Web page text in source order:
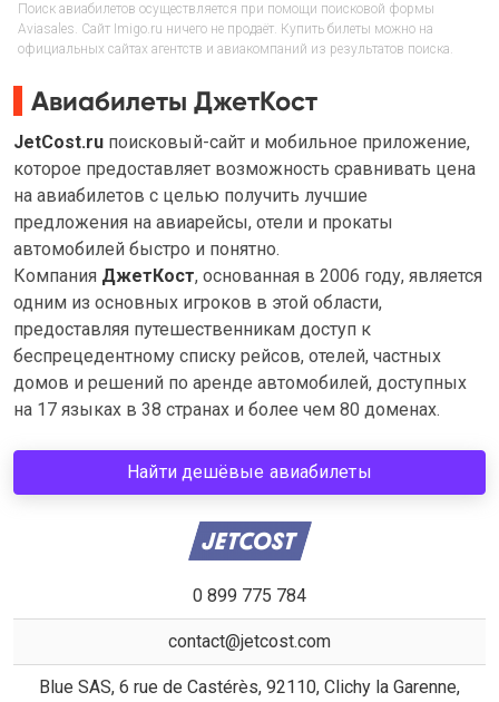
Поиск авиабилетов осуществляется при помощи поисковой формы
Aviasales. Сайт Imigo.ru ничего не продаёт. Купить билеты можно на
официальных сайтах агентств и авиакомпаний из результатов поиска.
Авиабилеты ДжетКост
JetCost.ru поисковый-сайт и мобильное приложение,
которое предоставляет возможность сравнивать цена
на авиабилетов с целью получить лучшие
предложения на авиарейсы, отели и прокаты
автомобилей быстро и понятно.
Компания ДжетКост, основанная в 2006 году, является
одним из основных игроков в этой области,
предоставляя путешественникам доступ к
беспрецедентному списку рейсов, отелей, частных
домов и решений по аренде автомобилей, доступных
на 17 языках в 38 странах и более чем 80 доменах.
Найти дешёвые авиабилеты
0 899 775 784
contact@jetcost.com
Blue SAS, 6 rue de Castérès, 92110, Clichy la Garenne,